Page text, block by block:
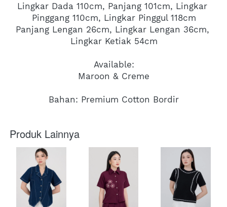
Lingkar Dada 110cm, Panjang 101cm, Lingkar
Pinggang 110cm, Lingkar Pinggul 118cm
Panjang Lengan 26cm, Lingkar Lengan 36cm,
Lingkar Ketiak 54cm
Available:
Maroon & Creme
Bahan: Premium Cotton Bordir
Produk Lainnya